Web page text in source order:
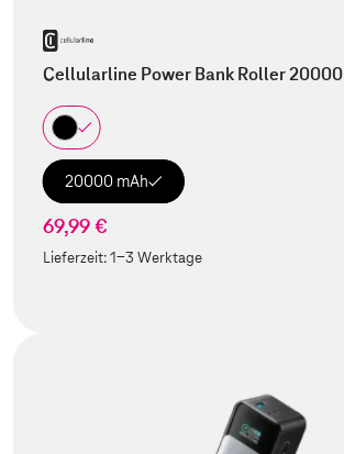
Cellularline Power Bank Roller 20000
20000 mAh
69,99 €
Lieferzeit:1-3 Werktage